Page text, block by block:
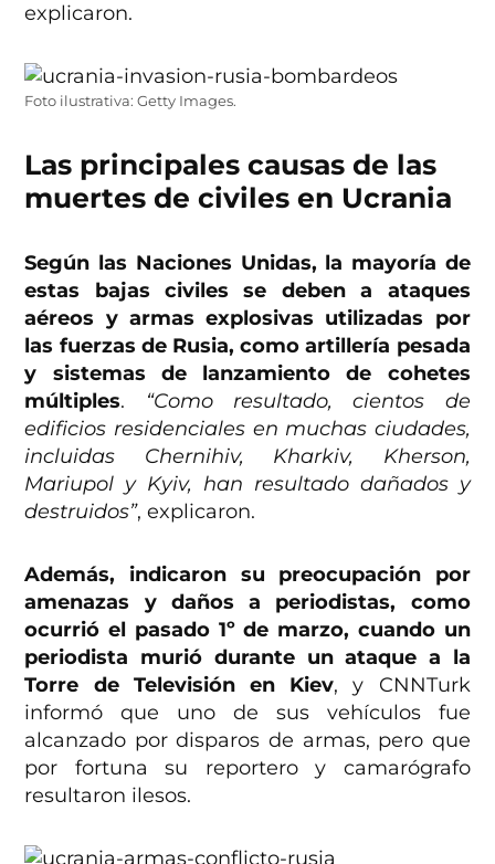
explicaron.
Foto ilustrativa: Getty Images.
Las principales causas de las
muertes de civiles en Ucrania
Según las Naciones Unidas, la mayoría de
estas bajas civiles se deben a ataques
aéreos y armas explosivas utilizadas por
las fuerzas de Rusia, como artillería pesada
y sistemas de lanzamiento de cohetes
múltiples.
“Como resultado, cientos de
edificios residenciales en muchas ciudades,
incluidas Chernihiv, Kharkiv, Kherson,
Mariupol y Kyiv, han resultado dañados y
destruidos”, explicaron.
Además, indicaron su preocupación por
amenazas y daños a periodistas, como
ocurrió el pasado 1º de marzo, cuando un
periodista murió durante un ataque a la
Torre de Televisión en Kiev, y CNNTurk
informó que uno de sus vehículos fue
alcanzado por disparos de armas, pero que
por fortuna su reportero y camarógrafo
resultaron ilesos.